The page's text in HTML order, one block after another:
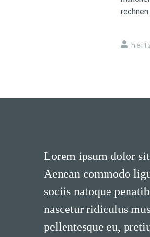
rechnen.
Lorem ipsum dolor
Aenean commodo
sociis natoque
nascetur ridiculus
pellentesque eu,